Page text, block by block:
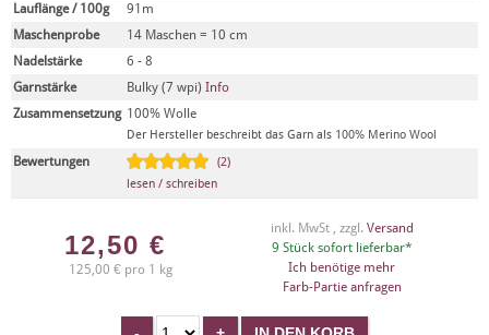
Lauflänge / 100g
91m
Maschenprobe
14 Maschen = 10 cm
Nadelstärke
6 - 8
Garnstärke
Bulky (7 wpi) Info
Zusammensetzung 100% Wolle
Der Hersteller beschreibt das Garn als 100% Merino Wool
Bewertungen
(2)
lesen / schreiben
12,50 €
125,00 € pro 1 kg
inkl. MwSt , zzgl. Versand
9 Stück sofort lieferbar*
Ich benötige mehr
Farb-Partie anfragen